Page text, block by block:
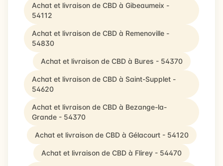
Achat et livraison de CBD à Gibeaumeix -
54112
Achat et livraison de CBD à Remenoville -
54830
Achat et livraison de CBD à Bures - 54370
Achat et livraison de CBD à Saint-Supplet -
54620
Achat et livraison de CBD à Bezange-la-
Grande - 54370
Achat et livraison de CBD à Gélacourt - 54120
Achat et livraison de CBD à Flirey - 54470